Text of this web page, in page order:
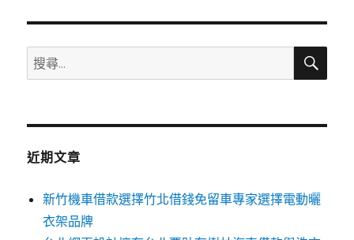
搜
尋
鍵
搜
近期文章
新竹機車借款選擇竹北借錢免留車專家選擇電動曬
衣架品牌